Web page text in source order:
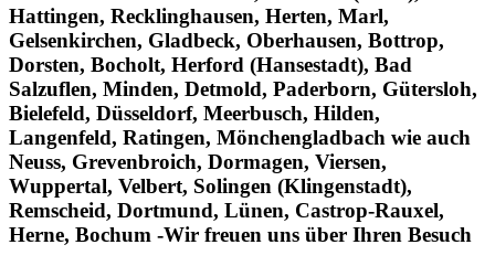
Hattingen, Recklinghausen, Herten, Marl,
Gelsenkirchen, Gladbeck, Oberhausen, Bottrop,
Dorsten, Bocholt, Herford (Hansestadt), Bad
Salzuflen, Minden, Detmold, Paderborn, Gütersloh,
Bielefeld, Düsseldorf, Meerbusch, Hilden,
Langenfeld, Ratingen, Mönchengladbach wie auch
Neuss, Grevenbroich, Dormagen, Viersen,
Wuppertal, Velbert, Solingen (Klingenstadt),
Remscheid, Dortmund, Lünen, Castrop-Rauxel,
Herne, Bochum -Wir freuen uns über Ihren Besuch